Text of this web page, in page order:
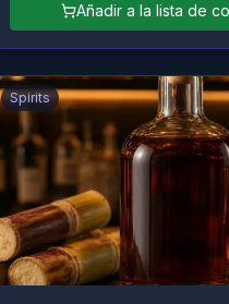
Añadir a la lista de
Spirits